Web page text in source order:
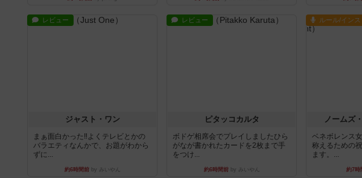
レビュー
ジャスト・ワン
まぁ面白かった‼️よくテレビとかの
バラエティなんかで、お題がわから
ずに...
約6時間前by みいやん
レビュー
ピタッコカルタ
ボドゲ相席会でプレイしましたひら
がなが書かれたカードを2枚まで手
をつけ...
約6時間前by みいやん
ルール/インス
ノームズ
ベネボレンス
称えるための
ます。...
約7時